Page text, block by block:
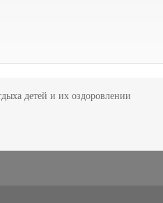
детей и их оздоровлении